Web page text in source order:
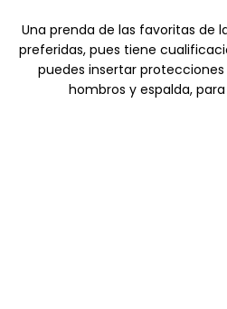
Una prenda de las favoritas de
preferidas, pues tiene
puedes insertar
hombros y espalda,